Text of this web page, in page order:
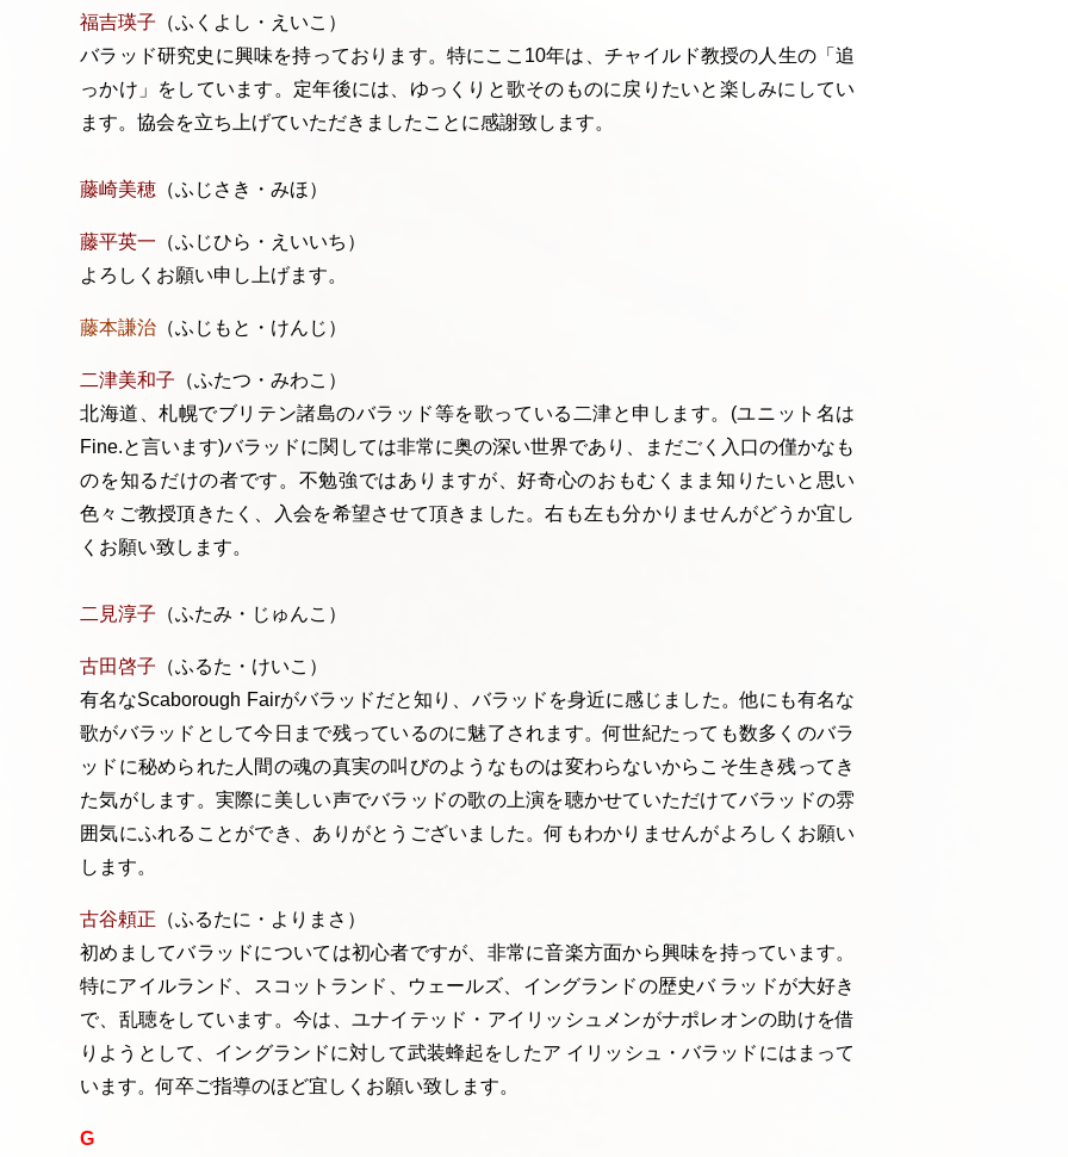
福吉瑛子 （ふくよし・えいこ）
バラッド研究史に興味を持っております。特にここ10年は、チャイルド教授の人生の「追
っかけ」をしています。定年後には、ゆっくりと歌そのものに戻りたいと楽しみにしてい
ます。協会を立ち上げていただきましたことに感謝致します。
藤崎美穂 （ふじさき・みほ）
藤平英一 （ふじひら・えいいち）
よろしくお願い申し上げます。
藤本謙治 （ふじもと・けんじ）
二津美和子 （ふたつ・みわこ）
北海道、札幌でブリテン諸島のバラッド等を歌っている二津と申します。(ユニット名は
Fine.と言います)バラッドに関しては非常に奥の深い世界であり、まだごく入口の僅かなも
のを知るだけの者です。不勉強ではありますが、好奇心のおもむくまま知りたいと思い
色々ご教授頂きたく、入会を希望させて頂きました。右も左も分かりませんがどうか宜し
くお願い致します。
二見淳子 （ふたみ・じゅんこ）
古田啓子 （ふるた・けいこ）
有名なScaborough Fairがバラッドだと知り、バラッドを身近に感じました。他にも有名な
歌がバラッドとして今日まで残っているのに魅了されます。何世紀たっても数多くのバラ
ッドに秘められた人間の魂の真実の叫びのようなものは変わらないからこそ生き残ってき
た気がします。実際に美しい声でバラッドの歌の上演を聴かせていただけてバラッドの雰
囲気にふれることができ、ありがとうございました。何もわかりませんがよろしくお願い
します。
古谷頼正 （ふるたに・よりまさ）
初めましてバラッドについては初心者ですが、非常に音楽方面から興味を持っています。
特にアイルランド、スコットランド、ウェールズ、イングランドの歴史バ ラッドが大好き
で、乱聴をしています。今は、ユナイテッド・アイリッシュメンがナポレオンの助けを借
りようとして、イングランドに対して武装蜂起をしたア イリッシュ・バラッドにはまって
います。何卒ご指導のほど宜しくお願い致します。
G